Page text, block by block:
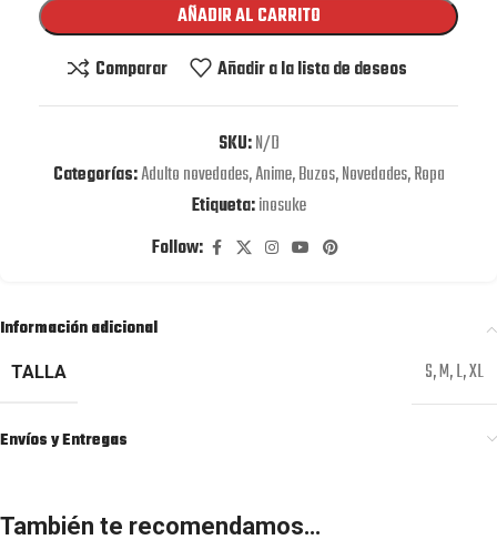
AÑADIR AL CARRITO
Comparar
Añadir a la lista de deseos
SKU:N/D
Categorías:Adulto novedades,Anime,Buzos,Novedades,Ropa
Etiqueta:inosuke
Follow:
Información adicional
TALLA S,M,L,XL
Envíos y Entregas
También te recomendamos…